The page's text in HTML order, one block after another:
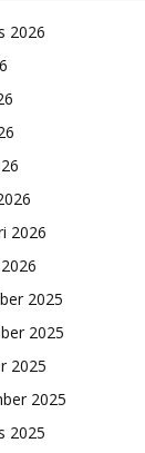
2026
2026
2025
2025
2025
2025
2025